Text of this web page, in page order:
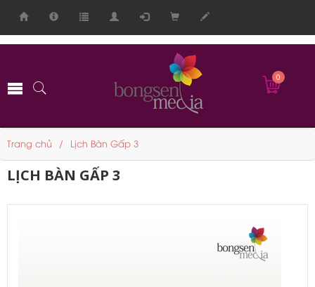
0
Trang chủ Lịch Bàn Gấp 3
LỊCH BÀN GẤP 3